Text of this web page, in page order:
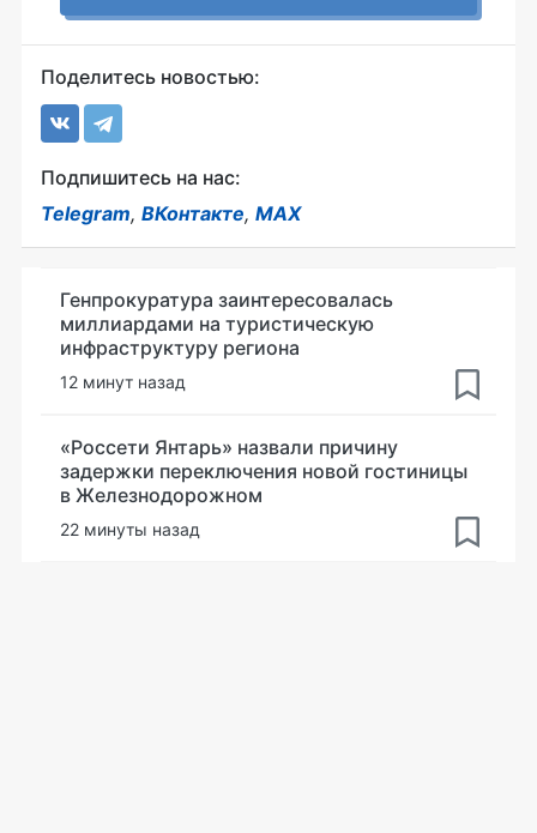
Поделитесь новостью:
Подпишитесь на нас:
Telegram, ВКонтакте, MAX
Генпрокуратура заинтересовалась
миллиардами на туристическую
инфраструктуру региона
12 минут назад
«Россети Янтарь» назвали причину
задержки переключения новой гостиницы
в Железнодорожном
22 минуты назад